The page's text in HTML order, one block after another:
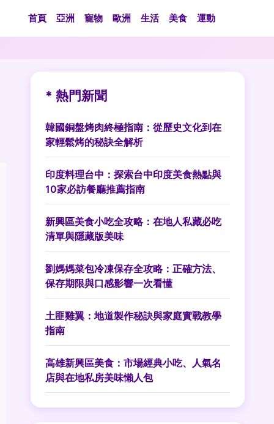
首頁 亞洲 寵物 歐洲 生活 美食 運動
* 熱門新聞
韓國銅盤烤肉終極指南：從歷史文化到在
家輕鬆烤的秘訣全解析
印度料理台中：探索台中印度美食熱點與
10家必訪餐廳推薦指南
新興區美食小吃全攻略：在地人私藏必吃
清單與隱藏版美味
劉媽媽菜包冷凍保存全攻略：正確方法、
保存期限與口感影響一次看懂
土匪雞翼：地道製作秘訣與家庭實戰教學
指南
高雄新興區美食：市場經典小吃、人氣名
店與在地私房美味懶人包